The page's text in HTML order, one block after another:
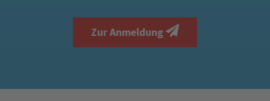
Zur Anmeldung